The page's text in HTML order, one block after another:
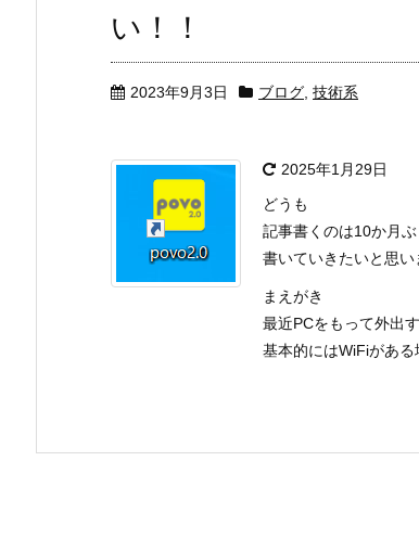
い！！
2023年9月3日 ブログ 技術系
2025年1月29日
どうも
記事書くのは10か月
書いていきたいと思い
まえがき
最近PCをもって外出
基本的にはWiFiがある